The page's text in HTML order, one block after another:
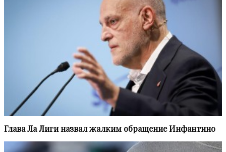
Глава Ла Лиги назвал жалким обращение Инфантино